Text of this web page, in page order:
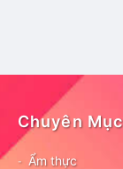
Chuyên
Ẩm thực